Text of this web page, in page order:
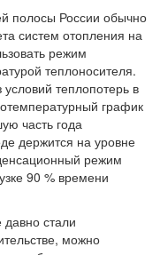
полосы России обычно
систем отопления на
режим
теплоносителя.
теплопотерь в
график
часть года
держится на уровне
режим
90 % времени
стали
можно